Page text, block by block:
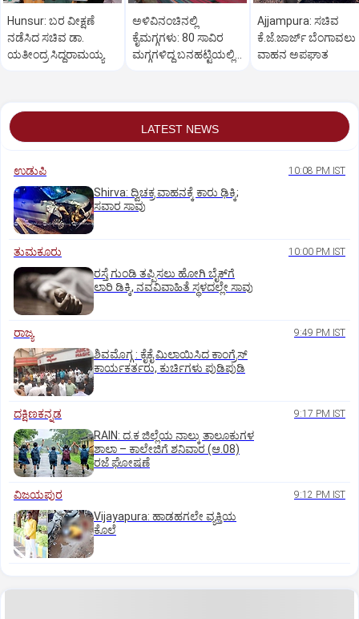
Hunsur: ಬರ ವೀಕ್ಷಣೆ
ನಡೆಸಿದ ಸಚಿವ ಡಾ.
ಯತೀಂದ್ರ ಸಿದ್ದರಾಮಯ್ಯ
ಅಳಿವಿನಂಚಿನಲ್ಲಿ
ಕೈಮಗ್ಗಗಳು: 80 ಸಾವಿರ
ಮಗ್ಗಗಳಿದ್ದ ಬನಹಟ್ಟಿಯಲ್ಲಿ
Ajjampura: ಸಚಿವ
ಕೆ.ಜೆ.ಜಾರ್ಜ್ ಬೆಂಗಾವಲು
ವಾಹನ ಅಪಘಾತ
LATEST NEWS
ಉಡುಪಿ 10:08 PM IST
Shirva: ದ್ವಿಚಕ್ರ ವಾಹನಕ್ಕೆ ಕಾರು ಢಿಕ್ಕಿ;
ಸವಾರ ಸಾವು
ತುಮಕೂರು 10:00 PM IST
ರಸ್ತೆ ಗುಂಡಿ ತಪ್ಪಿಸಲು ಹೋಗಿ ಬೈಕ್‌ಗೆ
ಲಾರಿ ಡಿಕ್ಕಿ, ನವವಿವಾಹಿತೆ ಸ್ಥಳದಲ್ಲೇ ಸಾವು
ರಾಜ್ಯ 9:49 PM IST
ಶಿವಮೊಗ್ಗ : ಕೈಕೈ ಮಿಲಾಯಿಸಿದ ಕಾಂಗ್ರೆಸ್
ಕಾರ್ಯಕರ್ತರು, ಕುರ್ಚಿಗಳು ಪುಡಿಪುಡಿ
ದಕ್ಷಿಣಕನ್ನಡ 9:17 PM IST
RAIN: ದ.ಕ ಜಿಲ್ಲೆಯ ನಾಲ್ಕು ತಾಲೂಕುಗಳ
ಶಾಲಾ – ಕಾಲೇಜಿಗೆ ಶನಿವಾರ (ಆ.08)
ರಜೆ ಘೋಷಣೆ
ವಿಜಯಪುರ 9:12 PM IST
Vijayapura: ಹಾಡಹಗಲೇ ವ್ಯಕ್ತಿಯ
ಕೊಲೆ